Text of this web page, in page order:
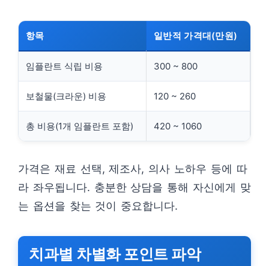
항목 일반적 가격대(만원)
임플란트 식립 비용 300 ~ 800
보철물(크라운) 비용 120 ~ 260
총 비용(1개 임플란트 포함) 420 ~ 1060
가격은 재료 선택, 제조사, 의사 노하우 등에 따
라 좌우됩니다. 충분한 상담을 통해 자신에게 맞
는 옵션을 찾는 것이 중요합니다.
치과별 차별화 포인트 파악